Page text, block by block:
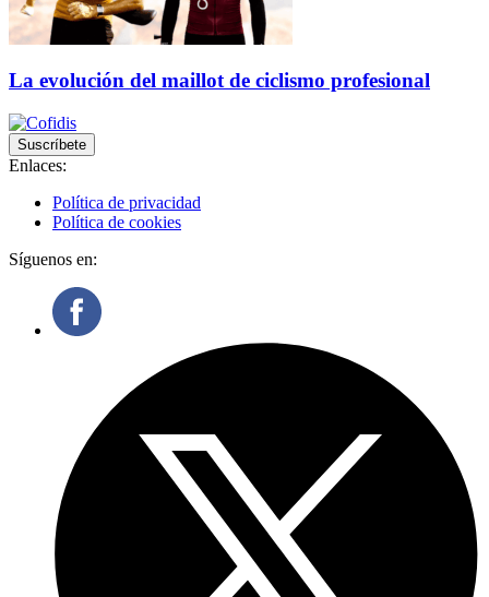
La evolución del maillot de ciclismo profesional
Suscríbete
Enlaces:
Política de privacidad
Política de cookies
Síguenos en: